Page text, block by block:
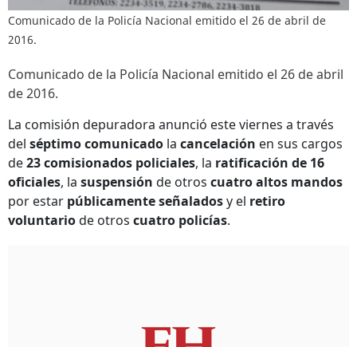
Comunicado de la Policía Nacional emitido el 26 de abril de
2016.
Comunicado de la Policía Nacional emitido el 26 de abril
de 2016.
La comisión depuradora anunció este viernes a través
del séptimo comunicado la cancelación en sus cargos
de23 comisionados policiales, la ratificación de 16
oficiales, la suspensión de otros cuatro altos mandos
por estar públicamente señaladosy el retiro
voluntariode otros cuatro policías.